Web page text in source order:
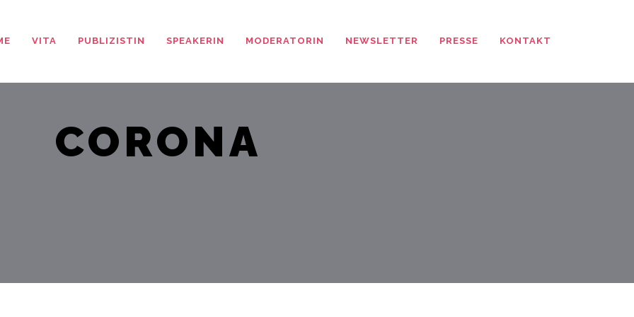
VITA PUBLIZISTIN SPEAKERIN MODERATORIN NEWSLETTER PRESSE KONTAKT
CORONA